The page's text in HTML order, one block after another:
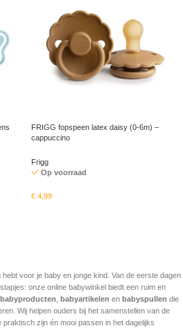
FRIGG fopspeen latex daisy (0-6m) –
cappuccino
Frigg
Op voorraad
€ 4,99
hebt voor je baby en jonge kind. Van de eerste dagen
onze online babywinkel biedt een ruim en
babyproducten babyartikelen en babyspullen die
Wij helpen ouders bij het samenstellen van de
praktisch zijn én mooi passen in het dagelijks